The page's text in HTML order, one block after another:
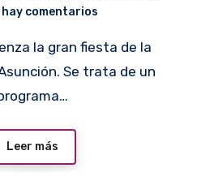
hay comentarios
Se trata de un
Leer más